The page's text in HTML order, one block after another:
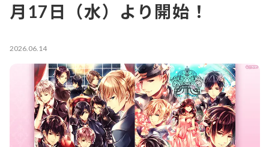
月17日（水）より開始！
2026.06.14